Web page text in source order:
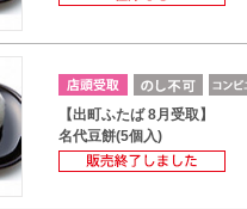
【出町ふたば 8月受取】
名代豆餅(5個入)